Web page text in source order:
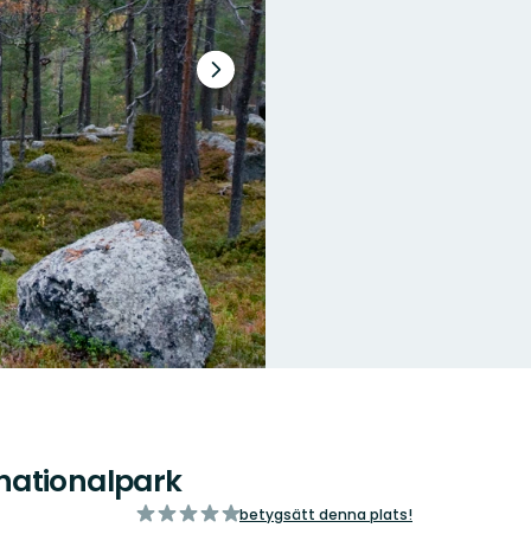
Nästa
bildspel
av
betygsätt denna plats!